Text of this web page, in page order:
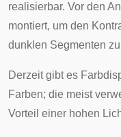
realisierbar. Vor den
montiert, um den
dunklen Segmenten
Derzeit gibt es
Farben; die meist
Vorteil einer hohen